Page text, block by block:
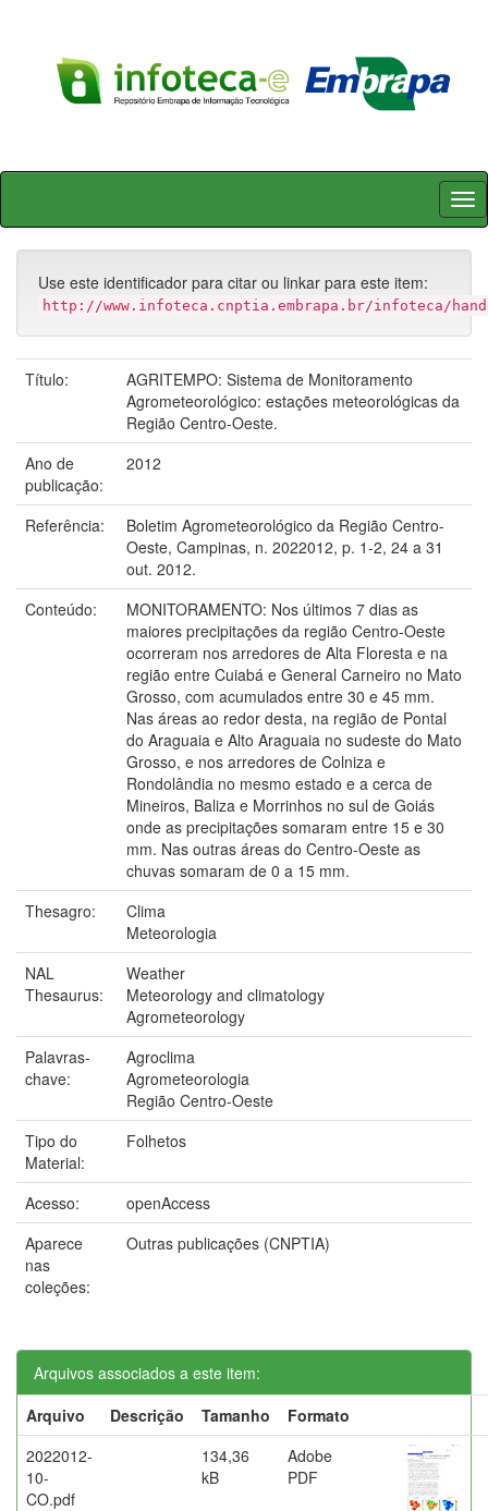
Skip
Use este identificador para citar ou linkar para este item:
http://www.infoteca.cnptia.embrapa.br/infoteca/
Título:
AGRITEMPO: Sistema de Monitoramento
Agrometeorológico: estações meteorológicas da
Região Centro-Oeste.
Ano de
publicação:
2012
Referência:
Boletim Agrometeorológico da Região Centro-
Oeste, Campinas, n. 2022012, p. 1-2, 24 a 31
out. 2012.
Conteúdo:
MONITORAMENTO: Nos últimos 7 dias as
maiores precipitações da região Centro-Oeste
ocorreram nos arredores de Alta Floresta e na
região entre Cuiabá e General Carneiro no Mato
Grosso, com acumulados entre 30 e 45 mm.
Nas áreas ao redor desta, na região de Pontal
do Araguaia e Alto Araguaia no sudeste do Mato
Grosso, e nos arredores de Colniza e
Rondolândia no mesmo estado e a cerca de
Mineiros, Baliza e Morrinhos no sul de Goiás
onde as precipitações somaram entre 15 e 30
mm. Nas outras áreas do Centro-Oeste as
chuvas somaram de 0 a 15 mm.
Thesagro:
Clima
Meteorologia
NAL
Thesaurus:
Weather
Meteorology and climatology
Agrometeorology
Palavras-
chave:
Agroclima
Agrometeorologia
Região Centro-Oeste
Tipo do
Material:
Folhetos
Acesso:
openAccess
Aparece
nas
coleções:
Outras publicações (CNPTIA)
Arquivos associados a este item:
Arquivo
Descrição Tamanho
Formato
2022012-
10-
CO.pdf
134,36
kB
Adobe
PDF